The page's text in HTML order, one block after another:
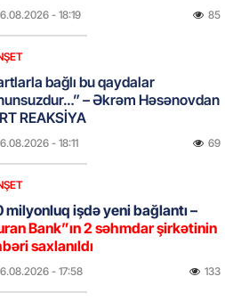
- 18:19 85
bağlı bu qaydalar
– Əkrəm Həsənovdan
REAKSİYA
- 18:11 69
milyonluq işdə yeni bağlantı –
Bank”ın 2 səhmdar şirkətinin
saxlanıldı
- 17:58 133